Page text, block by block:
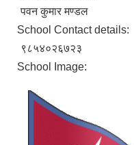
पवन कुमार मण्डल
School Contact details:
९८५४०२६७२३
School Image: